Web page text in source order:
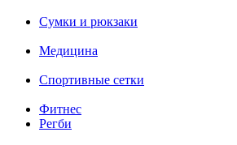
Сумки и рюкзаки
Медицина
Спортивные сетки
Фитнес
Регби